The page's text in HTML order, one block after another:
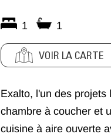
1 1
VOIR LA CARTE
Exalto, l'un des
chambre à coucher et
cuisine à aire ouverte